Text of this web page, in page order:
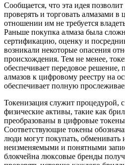
Сообщается, что эта идея
проверять и торговать алмазами
отношении им не требуется
Раньше покупка алмаза была
сертификацию, оценку и
возникали некоторые опасения
происхождения. Тем не менее,
обеспечивает передовое
алмазов к цифровому реестру на
обеспечивает полную
Токенизация служит процедурой,
физические активы, такие как
преобразованы в цифровые
Соответствующие токены
люди могут покупать, обменивать
неизменяемыми и понятными
блокчейна люксовые бренды